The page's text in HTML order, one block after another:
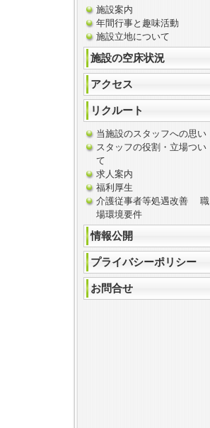
施設案内
年間行事と趣味活動
施設立地について
施設の空床状況
アクセス
リクルート
当施設のスタッフへの思い
スタッフの役割・立場つい
て
求人案内
福利厚生
介護従事者等処遇改善 職
場環境要件
情報公開
プライバシーポリシー
お問合せ